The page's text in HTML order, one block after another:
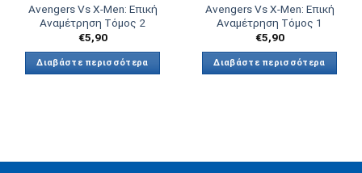
Avengers Vs X-Men: Επική
Αναμέτρηση Τόμος 2
€5,90
Διαβάστε περισσότερα
Avengers Vs X-Men: Επική
Αναμέτρηση Τόμος 1
€5,90
Διαβάστε περισσότερα